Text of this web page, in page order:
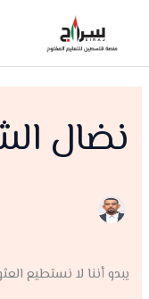
نضال
يبدو أننا لا نستطيع